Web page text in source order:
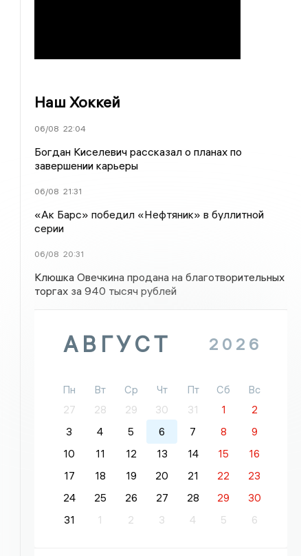
Наш Хоккей
06/08 22:04
Богдан Киселевич рассказал о планах по
завершении карьеры
06/08 21:31
«Ак Барс» победил «Нефтяник» в буллитной
серии
06/08 20:31
Клюшка Овечкина продана на благотворительных
торгах за 940 тысяч рублей
АВГУСТ 2026
Пн Вт Ср Чт Пт Сб
Вс
27
28 29 30 31 1
2
3
4 5 6 7 8
9
10
11 12 13 14 15
16
17
18 19 20 21 22
23
24
25 26 27 28 29
30
31
1 2 3 4 5 6